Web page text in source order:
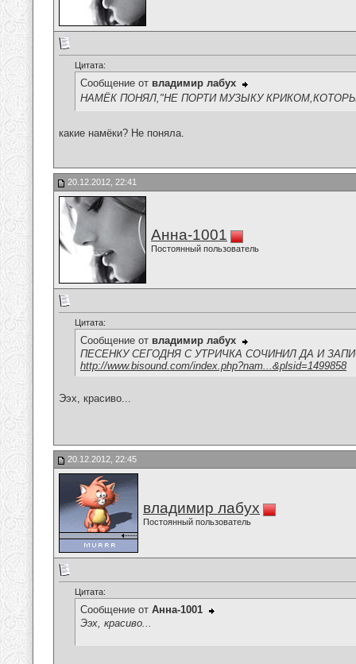
Цитата:
Сообщение от владимир лабух
НАМЁК ПОНЯЛ,"НЕ ПОРТИ МУЗЫКУ
какие намёки? Не поняла.
20.12.2012, 22:41
Анна-1001
Постоянный пользователь
Цитата:
Сообщение от владимир лабух
ПЕСЕНКУ СЕГОДНЯ С УТРИЧКА СОЧИНИЛ ДА И
http://www.bisound.com/index.php?nam...&plsid=1499858
Ээх, красиво...
20.12.2012, 22:45
владимир лабух
Постоянный пользователь
Цитата:
Сообщение от Анна-1001
Ээх, красиво...